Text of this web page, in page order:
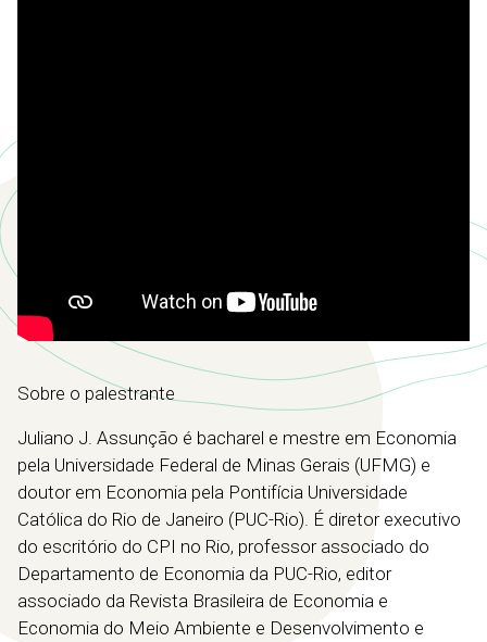
Sobre o palestrante
Juliano J. Assunção é bacharel e mestre em Economia
pela Universidade Federal de Minas Gerais (UFMG) e
doutor em Economia pela Pontifícia Universidade
Católica do Rio de Janeiro (PUC-Rio). É diretor executivo
do escritório do CPI no Rio, professor associado do
Departamento de Economia da PUC-Rio, editor
associado da Revista Brasileira de Economia e
Economia do Meio Ambiente e Desenvolvimento e